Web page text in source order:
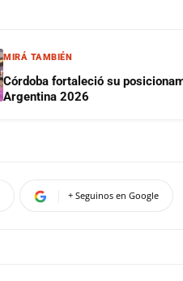
MIRÁ TAMBIÉN
Córdoba fortaleció su
Argentina 2026
+ Seguinos en Google